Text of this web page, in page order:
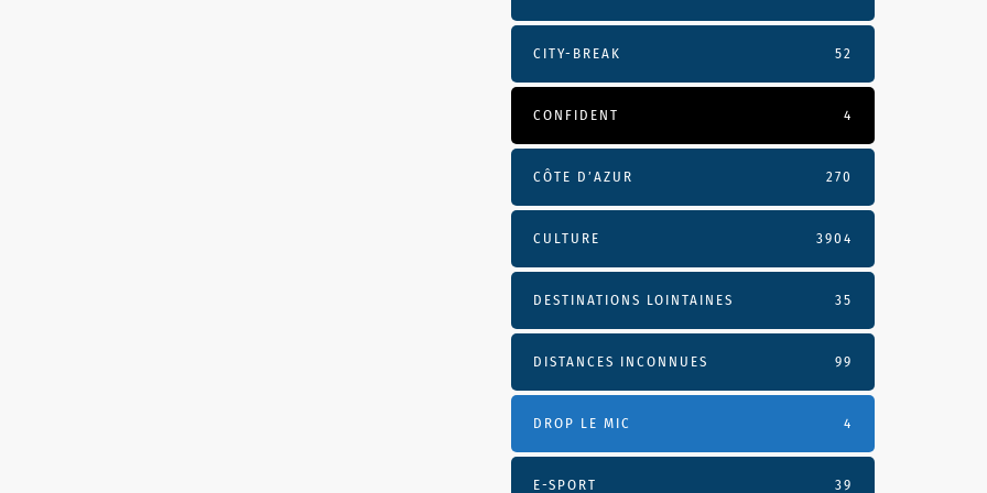
CITY-BREAK 52
CONFIDENT 4
CÔTE D’AZUR 270
CULTURE 3904
DESTINATIONS LOINTAINES 35
DISTANCES INCONNUES 99
DROP LE MIC 4
E-SPORT 39